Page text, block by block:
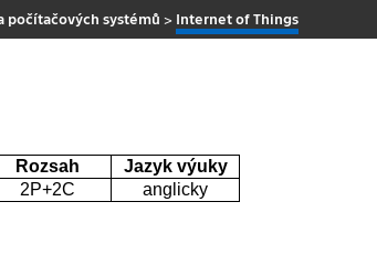
počítačových systémů > Internet of Things
Rozsah
Jazyk výuky
2P+2C anglicky